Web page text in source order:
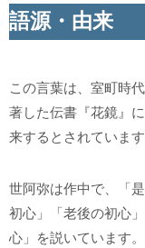
語源・由来
この言葉は、室町時
著した伝書『花鏡』
来するとされています
世阿弥は作中で、「
初心」「老後の初心
心」を説いています。